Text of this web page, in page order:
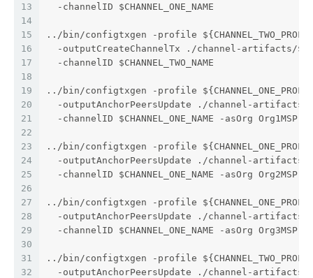
13
14
15
16
17
18
19
20
21
22
23
24
25
26
27
28
29
30
31
32
  -channelID $CHANNEL_ONE_NAME
../bin/configtxgen -profile
-outputCreateChannelTx ./channel-artifacts/
  -channelID $CHANNEL_TWO_NAME
../bin/configtxgen -profile
-outputAnchorPeersUpdate ./channel-
  -channelID $CHANNEL_ONE_NAME -asOrg Org1MSP
../bin/configtxgen -profile
-outputAnchorPeersUpdate ./channel-
  -channelID $CHANNEL_ONE_NAME -asOrg Org2MSP
../bin/configtxgen -profile
-outputAnchorPeersUpdate ./channel-
  -channelID $CHANNEL_ONE_NAME -asOrg Org3MSP
../bin/configtxgen -profile
-outputAnchorPeersUpdate ./channel-